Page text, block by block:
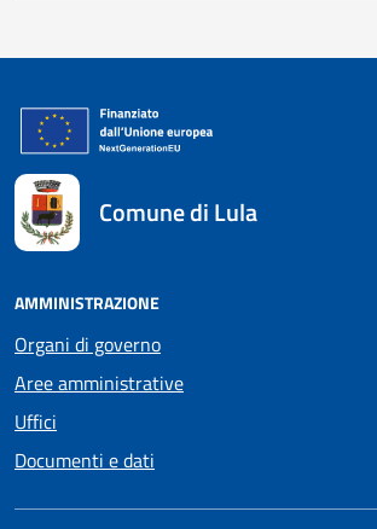
Comune di Lula
AMMINISTRAZIONE
Organi di governo
Aree amministrative
Uffici
Documenti e dati